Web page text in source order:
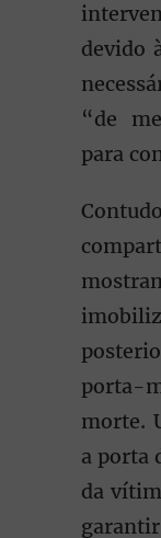
devido
“de
para
porta-
morte.
a porta
da